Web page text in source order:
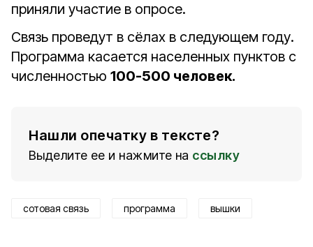
приняли участие в опросе.
Связь проведут в сёлах в следующем году.
Программа касается населенных пунктов с
численностью 100-500 человек.
Нашли опечатку в тексте?
Выделите ее и нажмите на ссылку
сотовая связь программа вышки